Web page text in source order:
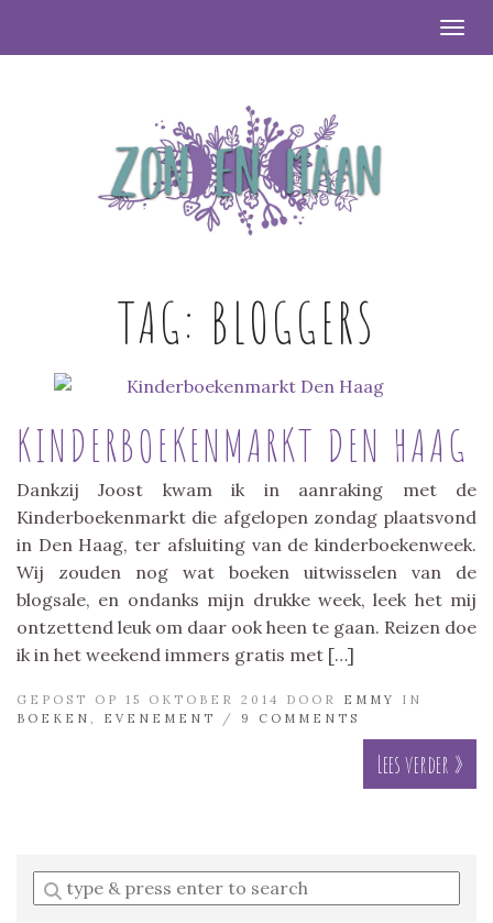
TAG: BLOGGERS
KINDERBOEKENMARKT DEN HAAG
Dankzij Joost kwam ik in aanraking met de
Kinderboekenmarkt die afgelopen zondag plaatsvond
in Den Haag, ter afsluiting van de kinderboekenweek.
Wij zouden nog wat boeken uitwisselen van de
blogsale, en ondanks mijn drukke week, leek het mij
ontzettend leuk om daar ook heen te gaan. Reizen doe
ik in het weekend immers gratis met […]
GEPOST OP 15 OKTOBER 2014 DOOR EMMY
IN
BOEKEN
EVENEMENT / 9 COMMENTS
Lees verder »
Enter
a